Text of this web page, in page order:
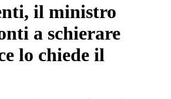
il ministro
a schierare
lo chiede il